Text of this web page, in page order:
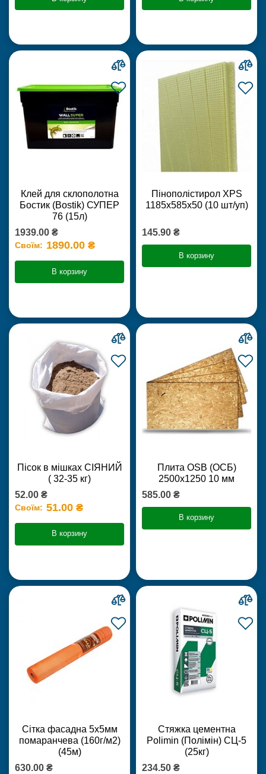
Клей для склополотна
Бостик (Bostik) СУПЕР
76 (15л)
1939.00 ₴
Своїм: 1890.00 ₴
В корзину
Пінополістирол XPS
1185х585х50 (10 шт/уп)
145.90 ₴
В корзину
Пісок в мішках СІЯНИЙ
( 32-35 кг)
52.00 ₴
Своїм: 51.00 ₴
В корзину
Плита OSB (ОСБ)
2500х1250 10 мм
585.00 ₴
В корзину
Сітка фасадна 5х5мм
помаранчева (160г/м2)
(45м)
630.00 ₴
Стяжка цементна
Polimin (Полімін) СЦ-5
(25кг)
234.50 ₴